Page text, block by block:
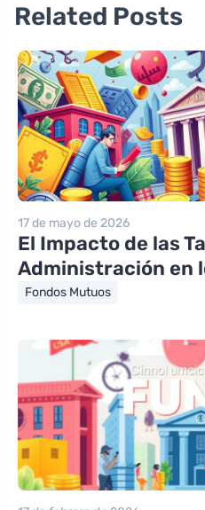
Related Posts
17 de mayo de 2026
El Impacto de las
Administración en
Fondos Mutuos